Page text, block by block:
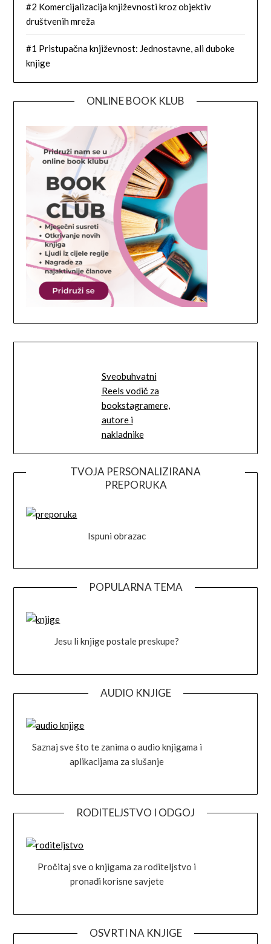
#2 Komercijalizacija književnosti kroz objektiv
društvenih mreža
#1 Pristupačna književnost: Jednostavne, ali duboke
knjige
ONLINE BOOK KLUB
Sveobuhvatni
Reels vodič za
bookstagramere,
autore i
nakladnike
TVOJA PERSONALIZIRANA
PREPORUKA
Ispuni obrazac
POPULARNA TEMA
Jesu li knjige postale preskupe?
AUDIO KNJIGE
Saznaj sve što te zanima o audio knjigama i
aplikacijama za slušanje
RODITELJSTVO I ODGOJ
Pročitaj sve o knjigama za roditeljstvo i
pronađi korisne savjete
OSVRTI NA KNJIGE